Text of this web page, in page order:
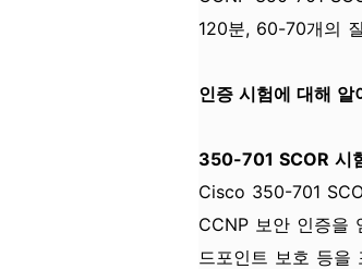
120분, 60-70개의
인증 시험에 대해 알
350-701 SCOR 시
Cisco 350-701
CCNP 보안 인증을
드포인트 보호 등을